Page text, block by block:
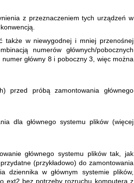
z przeznaczeniem tych urządzeń w
także w niewygodnej i mniej przenośnej
numerów głównych/pobocznych
główny 8 i poboczny 3, więc można
przed próbą zamontowania głównego
dla głównego systemu plików (więcej
głównego systemu plików tak, jak
(przykładowo) do zamontowania
w głównym systemie plików,
ext2 bez potrzeby rozruchu komputera z